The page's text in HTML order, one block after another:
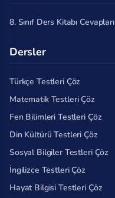
8. Sınıf Ders Kitabı Cevapları
Dersler
Türkçe Testleri Çöz
Matematik Testleri Çöz
Fen Bilimleri Testleri Çöz
Din Kültürü Testleri Çöz
Sosyal Bilgiler Testleri Çöz
İngilizce Testleri Çöz
Hayat Bilgisi Testleri Çöz